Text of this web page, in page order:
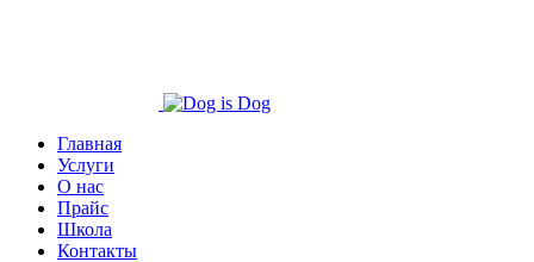
Главная
Услуги
О нас
Прайс
Школа
Контакты